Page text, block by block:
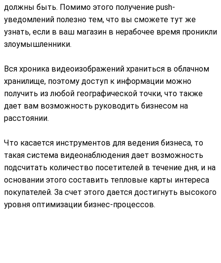
должны быть. Помимо этого получение push-
уведомлений полезно тем, что вы сможете тут же
узнать, если в ваш магазин в нерабочее время проникли
злоумышленники.
Вся хроника видеоизображений храниться в облачном
хранилище, поэтому доступ к информации можно
получить из любой географической точки, что также
дает вам возможность руководить бизнесом на
расстоянии.
Что касается инструментов для ведения бизнеса, то
такая система видеонаблюдения дает возможность
подсчитать количество посетителей в течение дня, и на
основании этого составить тепловые карты интереса
покупателей. За счет этого дается достигнуть высокого
уровня оптимизации бизнес-процессов.